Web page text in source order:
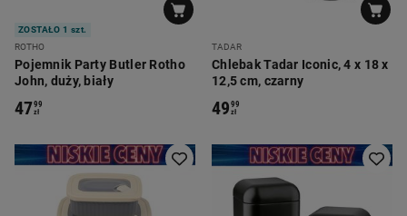
ZOSTAŁO 1 szt.
ROTHO
Pojemnik Party Butler Rotho
John, duży, biały
4799
zł
TADAR
Chlebak Tadar Iconic, 4 x 18 x
12,5 cm, czarny
4999
zł